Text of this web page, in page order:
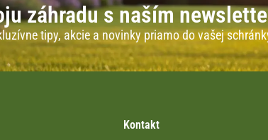
záhradu s naším
tipy, akcie a novinky priamo do vašej
Kontakt